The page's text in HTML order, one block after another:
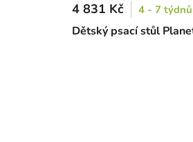
Dětský psací stůl
4 831 Kč 4 - 7 týdnů